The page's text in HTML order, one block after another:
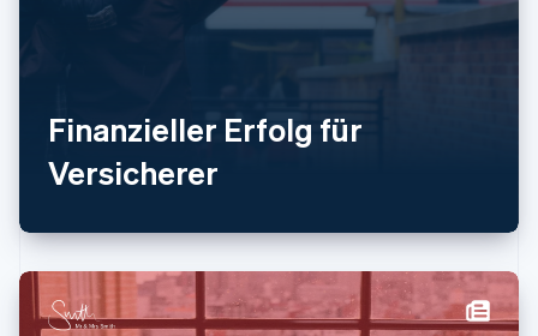
Finanzieller Erfolg für
Versicherer
Niederlande
DeutschEnglish
Polen
English
PortuguêsEnglish
English
Schweden
SvenskaEnglish